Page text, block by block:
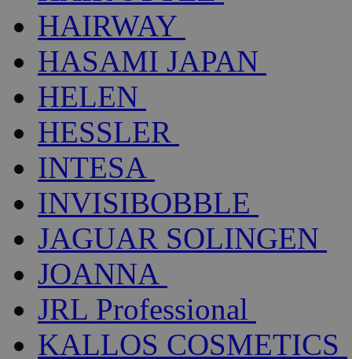
HAIRWAY
HASAMI JAPAN
HELEN
HESSLER
INTESA
INVISIBOBBLE
JAGUAR SOLINGEN
JOANNA
JRL Professional
KALLOS COSMETICS